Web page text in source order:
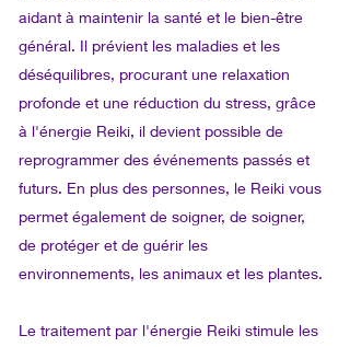
aidant à maintenir la santé et le bien-être
général. Il prévient les maladies et les
déséquilibres, procurant une relaxation
profonde et une réduction du stress, grâce
à l'énergie Reiki, il devient possible de
reprogrammer des événements passés et
futurs. En plus des personnes, le Reiki vous
permet également de soigner, de soigner,
de protéger et de guérir les
environnements, les animaux et les plantes.
Le traitement par l'énergie Reiki stimule les